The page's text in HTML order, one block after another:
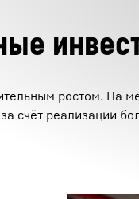
ростом. На
счёт реализации